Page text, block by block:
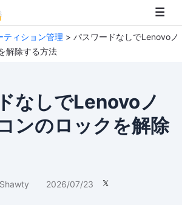
ティション管理 > パスワードなしでLenovoノ
解除する方法
なしでLenovoノ
ンのロックを解除
Shawty 2026/07/23 